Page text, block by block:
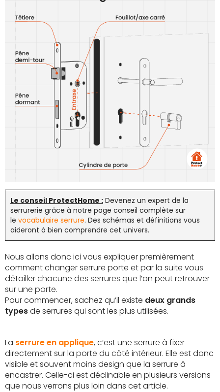
Le conseil ProtectHome : Devenez un expert de la
serrurerie grâce à notre page conseil complète sur
le vocabulaire serrure. Des schémas et définitions vous
aideront à bien comprendre cet univers.
Nous allons donc ici vous expliquer premièrement
comment changer serrure porte et par la suite vous
détailler chacune des serrures que l’on peut retrouver
sur une porte.
Pour commencer, sachez qu’il existe deux grands
typesde serrures qui sont les plus utilisées.
La serrure en applique, c’est une serrure à fixer
directement sur la porte du côté intérieur. Elle est donc
visible et souvent moins design que la serrure à
encastrer. Celle-ci est déclinable en plusieurs versions
que nous verrons plus loin dans cet article.